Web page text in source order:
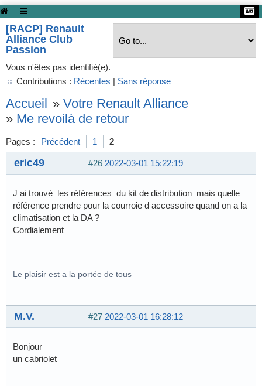
[RACP] Renault
Alliance Club
Passion
Vous n'êtes pas identifié(e).
Contributions : Récentes | Sans réponse
Accueil » Votre Renault Alliance
» Me revoilà de retour
Pages : Précédent 1 2
#26 2022-03-01 15:22:19
eric49
J ai trouvé les références du kit de distribution mais quelle
référence prendre pour la courroie d accessoire quand on a la
climatisation et la DA ?
Cordialement
Le plaisir est a la portée de tous
#27 2022-03-01 16:28:12
M.V.
Bonjour
un cabriolet